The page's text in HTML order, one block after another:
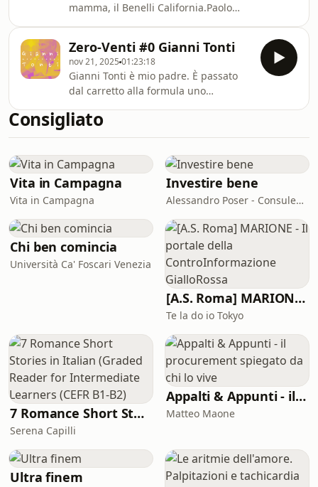
prossimi scarponi da sci. Ospiti dello
Spirit de Milan, luogo magico di
incontri e condivisione che ci accogli
mamma, il Benelli California.Paolo
sua "psicologa" di scena Caterina
Gabanella, parliamo della sua
infanzia, del bambino che è stato e di
quello che è. Dicevano che era
solitario e taciturno. Ma ha imparato a
creare spettacoli fin da piccolo. Ora è
in teatro con "Operaccia Satirica"
accompagnat
Zero-Venti #0 Gianni Tonti
nov 21, 2025 01:23:18
Gianni Tonti è mio padre. È passato
dal carretto alla formula uno
all'intelligenza artificiale. Ha fatto una
carriera pazzesca, iniziando a fare il
ospedale, fino a diventare direttore
tecnico dell'Alfa Corse, passando per i
mondiali vinti con la Lancia. In
un'Italia del dopoguerra fertile,
produttiva, fucina di menti brillanti e
m
Consigliato
Vita in Campagna
Vita in Campagna
Investire bene
Alessandro Poser - Consulente Finanziario Fineco
Chi ben comincia
Università Ca' Foscari Venezia
[A.S. Roma] MARIONE - Il portale della ControInformazione GialloRossa
Te la do io Tokyo
7 Romance Short Stories in Italian (Graded Reader for Intermediate Learners (CEFR B1-B2)
Serena Capilli
Appalti & Appunti - il procurement spiegato da chi lo vive
Matteo Maone
Ultra finem